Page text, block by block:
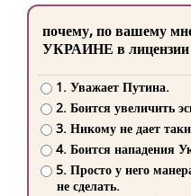
почему, по вашему
УКРАИНЕ в лицензии
1. Уважает Путина.
2. Боится увеличить
3. Никому не дает
4. Боится нападения
5. Просто у него
не сделать.